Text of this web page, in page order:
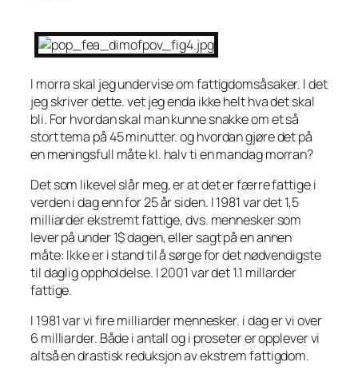
I morra skal jeg undervise om fattigdomsåsaker. I det
jeg skriver dette. vet jeg enda ikke helt hva det skal
bli. For hvordan skal man kunne snakke om et så
stort tema på 45 minutter. og hvordan gjøre det på
en meningsfull måte kl. halv ti en mandag morran?
Det som likevel slår meg, er at det er færre fattige i
verden i dag enn for 25 år siden. I 1981 var det 1,5
milliarder ekstremt fattige, dvs. mennesker som
lever på under 1$ dagen, eller sagt på en annen
måte: Ikke er i stand til å sørge for det nødvendigste
til daglig oppholdelse. I 2001 var det 1.1 millarder
fattige.
I 1981 var vi fire milliarder mennesker. i dag er vi over
6 milliarder. Både i antall og i proseter er opplever vi
altså en drastisk reduksjon av ekstrem fattigdom.